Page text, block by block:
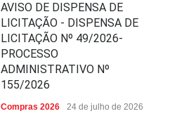
AVISO DE DISPENSA DE
LICITAÇÃO - DISPENSA DE
LICITAÇÃO Nº 49/2026-
PROCESSO
ADMINISTRATIVO Nº
155/2026
Compras 2026 24 de julho de 2026